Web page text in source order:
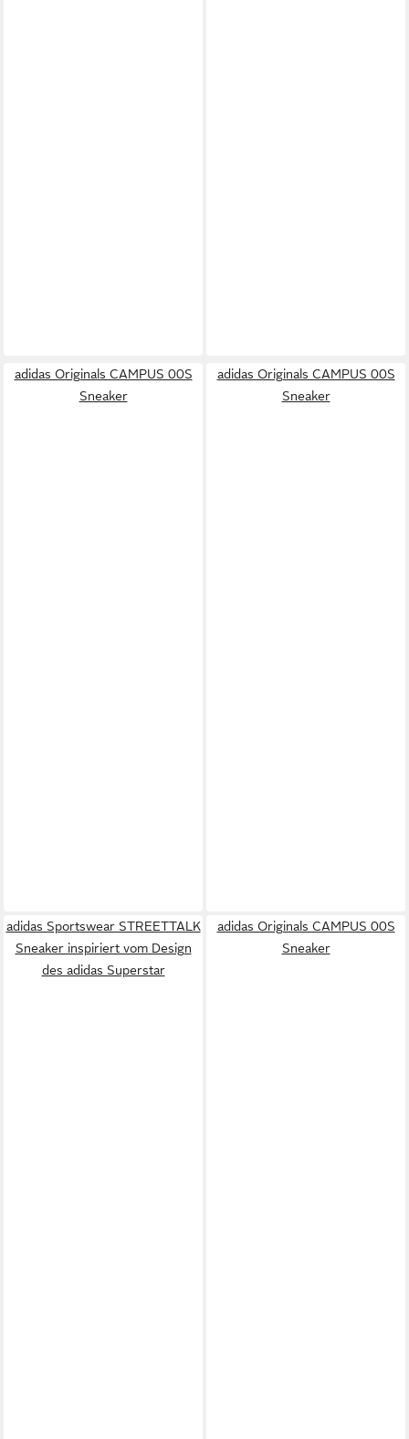
adidas Originals CAMPUS 00S
Sneaker
adidas Originals CAMPUS 00S
Sneaker
adidas Sportswear STREETTALK
Sneaker inspiriert vom Design
des adidas Superstar
adidas Originals CAMPUS 00S
Sneaker